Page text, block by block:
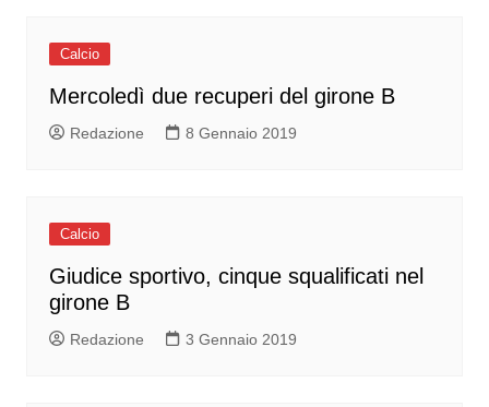
Calcio
Mercoledì due recuperi del girone B
Redazione 8 Gennaio 2019
Calcio
Giudice sportivo, cinque squalificati nel
girone B
Redazione 3 Gennaio 2019